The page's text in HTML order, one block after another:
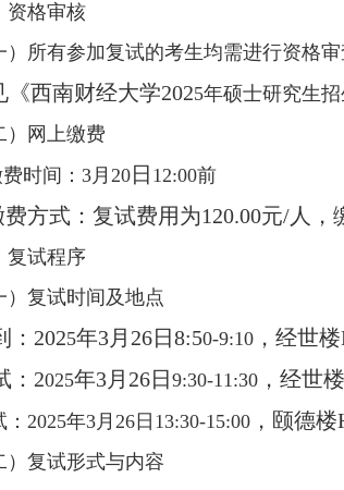
资格审核
）所有参加复试的考生均需进行资格
《西南财经大学2025年硕士研究生
）网上缴费
费时间：3月20 日 12:00前
费方式：复试费用为120.00元/人，
复试程序
）复试时间及地点
：2025年3月26日8:50-9:10 ，经世
：2025年3月26日 9:30-11:30 ，经世
：2025年3月26日13:30-15:00 ，颐德楼
）复试形式与内容